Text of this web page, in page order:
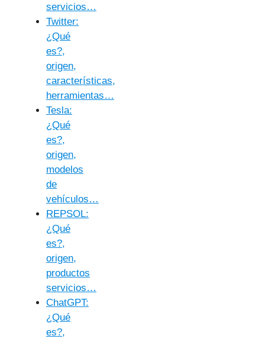
servicios…
Twitter:
¿Qué
es?,
origen,
características,
herramientas…
Tesla:
¿Qué
es?,
origen,
modelos
de
vehículos…
REPSOL:
¿Qué
es?,
origen,
productos
servicios…
ChatGPT:
¿Qué
es?,